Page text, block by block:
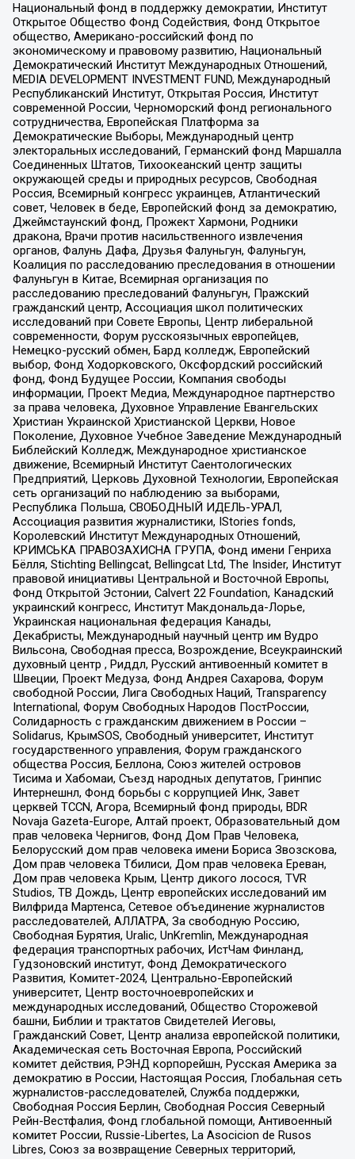
Национальный фонд в поддержку демократии, Институт
Открытое Общество Фонд Содействия, Фонд Открытое
общество, Американо-российский фонд по
экономическому и правовому развитию, Национальный
Демократический Институт Международных Отношений,
MEDIA DEVELOPMENT INVESTMENT FUND, Международный
Республиканский Институт, Открытая Россия, Институт
современной России, Черноморский фонд регионального
сотрудничества, Европейская Платформа за
Демократические Выборы, Международный центр
электоральных исследований, Германский фонд Маршалла
Соединенных Штатов, Тихоокеанский центр защиты
окружающей среды и природных ресурсов, Свободная
Россия, Всемирный конгресс украинцев, Атлантический
совет, Человек в беде, Европейский фонд за демократию,
Джеймстаунский фонд, Прожект Хармони, Родники
дракона, Врачи против насильственного извлечения
органов, Фалунь Дафа, Друзья Фалуньгун, Фалуньгун,
Коалиция по расследованию преследования в отношении
Фалуньгун в Китае, Всемирная организация по
расследованию преследований Фалуньгун, Пражский
гражданский центр, Ассоциация школ политических
исследований при Совете Европы, Центр либеральной
современности, Форум русскоязычных европейцев,
Немецко-русский обмен, Бард колледж, Европейский
выбор, Фонд Ходорковского, Оксфордский российский
фонд, Фонд Будущее России, Компания свободы
информации, Проект Медиа, Международное партнерство
за права человека, Духовное Управление Евангельских
Христиан Украинской Христианской Церкви, Новое
Поколение, Духовное Учебное Заведение Международный
Библейский Колледж, Международное христианское
движение, Всемирный Институт Саентологических
Предприятий, Церковь Духовной Технологии, Европейская
сеть организаций по наблюдению за выборами,
Республика Польша, СВОБОДНЫЙ ИДЕЛЬ-УРАЛ,
Ассоциация развития журналистики, IStories fonds,
Королевский Институт Международных Отношений,
КРИМСЬКА ПРАВОЗАХИСНА ГРУПА, Фонд имени Генриха
Бёлля, Stichting Bellingcat, Bellingcat Ltd, The Insider, Институт
правовой инициативы Центральной и Восточной Европы,
Фонд Открытой Эстонии, Calvert 22 Foundation, Канадский
украинский конгресс, Институт Макдональда-Лорье,
Украинская национальная федерация Канады,
Декабристы, Международный научный центр им Вудро
Вильсона, Свободная пресса, Возрождение, Всеукраинский
духовный центр , Риддл, Русский антивоенный комитет в
Швеции, Проект Медуза, Фонд Андрея Сахарова, Форум
свободной России, Лига Свободных Наций, Transparеncy
International, Форум Свободных Народов ПостРоссии,
Солидарность с гражданским движением в России –
Solidarus, КрымSOS, Свободный университет, Институт
государственного управления, Форум гражданского
общества Россия, Беллона, Союз жителей островов
Тисима и Хабомаи, Съезд народных депутатов, Гринпис
Интернешнл, Фонд борьбы с коррупцией Инк, Завет
церквей TCCN, Агора, Всемирный фонд природы, BDR
Novaja Gazeta-Europe, Алтай проект, Образовательный дом
прав человека Чернигов, Фонд Дом Прав Человека,
Белорусский дом прав человека имени Бориса Звозскова,
Дом прав человека Тбилиси, Дом прав человека Ереван,
Дом прав человека Крым, Центр дикого лосося, TVR
Studios, ТВ Дождь, Центр европейских исследований им
Вилфрида Мартенса, Сетевое объединение журналистов
расследователей, АЛЛАТРА, За свободную Россию,
Свободная Бурятия, Uralic, UnKremlin, Международная
федерация транспортных рабочих, ИстЧам Финланд,
Гудзоновский институт, Фонд Демократического
Развития, Комитет-2024, Центрально-Европейский
университет, Центр восточноевропейских и
международных исследований, Общество Сторожевой
башни, Библии и трактатов Свидетелей Иеговы,
Гражданский Совет, Центр анализа европейской политики,
Академическая сеть Восточная Европа, Российский
комитет действия, РЭНД корпорейшн, Русская Америка за
демократию в России, Настоящая Россия, Глобальная сеть
журналистов-расследователей, Служба поддержки,
Свободная Россия Берлин, Свободная Россия Северный
Рейн-Вестфалия, Фонд глобальной помощи, Антивоенный
комитет России, Russie-Libertes, La Asocicion de Rusos
Libres, Союз за возвращение Северных территорий,